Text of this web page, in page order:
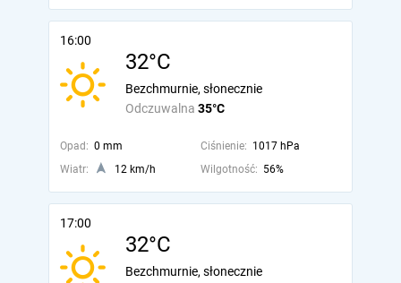
16:00
32°C
Odczuwalna 35°C
Bezchmurnie, słonecznie
Opad: 0 mm Ciśnienie: 1017 hPa
Wiatr:
12 km/h Wilgotność: 56%
17:00
32°C
Bezchmurnie, słonecznie